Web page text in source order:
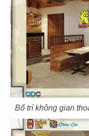
Bố trí không gian
39
EL GAUCHO
CN Vũng Tàu
41